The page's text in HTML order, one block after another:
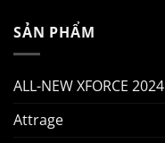
SẢN PHẨM
ALL-NEW XFORCE 2024
Attrage